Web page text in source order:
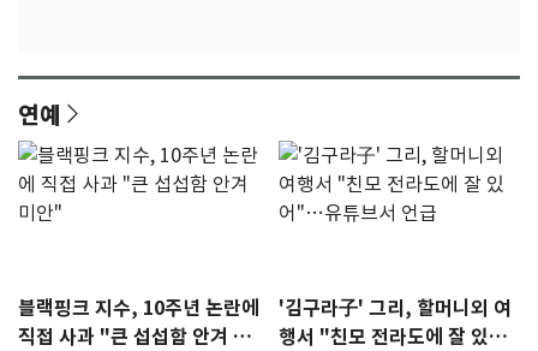
연예
블랙핑크 지수, 10주년 논란에
직접 사과 "큰 섭섭함 안겨 미
'김구라子' 그리, 할머니외 여
행서 "친모 전라도에 잘 있